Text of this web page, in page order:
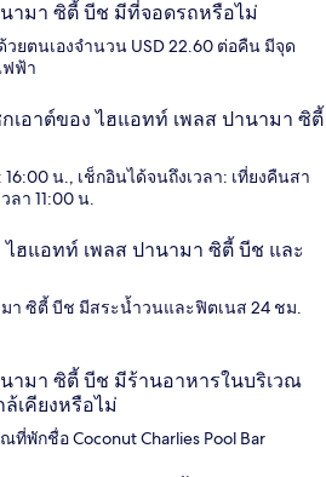
ามา ซิตี้ บีช มีที่จอดรถหรือไม่
ยตนเองจำนวน USD 22.60 ต่อคืน มีจุด
ฟฟ้า
กเอาต์ของ ไฮแอทท์ เพลส ปานามา ซิตี้
น., เช็กอินได้จนถึงเวลา: เที่ยงคืนสา
ลา 11:00 น.
ไฮแอทท์ เพลส ปานามา ซิตี้ บีช และ
า ซิตี้ บีช มีสระน้ำวนและฟิตเนส 24 ชม.
ามา ซิตี้ บีช มีร้านอาหารในบริเวณ
เคียงหรือไม่
พักชื่อ Coconut Charlies Pool Bar